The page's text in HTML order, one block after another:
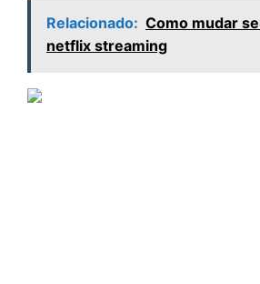
Relacionado: Como mudar
netflix streaming